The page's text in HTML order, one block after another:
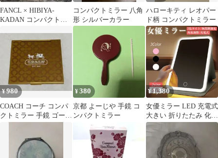
FANCL × HIBIYA-
KADAN コンパクトミ
コンパクトミラー 八角
形 シルバーカラー
ハローキティ レオパー
ド柄 コンパクトミラー
¥980
COACH コーチ コンパ
クトミラー 手鏡 ゴール
¥380
京都 よーじや 手鏡 コ
ンパクトミラー
¥1,380
女優ミラー LED 充電式
大きい 折りたたみ 化粧
鏡 スタンドカバー付き
携帯ミラー 卓上ミラー
メイクミラー 鏡 コンパ
クト 軽量 無段階調光